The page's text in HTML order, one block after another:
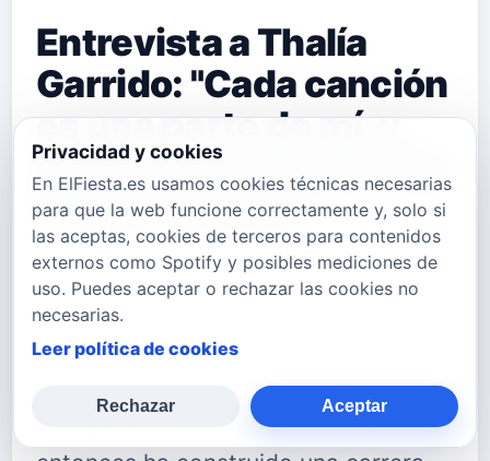
Entrevista a Thalía
Garrido: "Cada canción
es una parte de mí, y
'Amor Veneno' es quizá
la más visceral"
Hoy tenemos el placer de charlar con
Thalía Garrido, una artista completa:
cantante, compositora, actriz y
soprano ligera, que se dio a conocer
en Operación Triunfo 2017 y desde
Privacidad y cookies
En ElFiesta.es usamos cookies técnicas necesarias
para que la web funcione correctamente y, solo si
las aceptas, cookies de terceros para contenidos
externos como Spotify y posibles mediciones de
uso. Puedes aceptar o rechazar las cookies no
necesarias.
Leer política de cookies
Rechazar Aceptar